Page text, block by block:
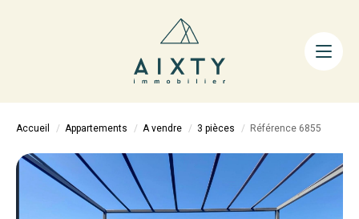
ACHETER
LA MÉTHODE
AIXTY & VOUS
Accueil Appartements A vendre 3 pièces Référence 6855